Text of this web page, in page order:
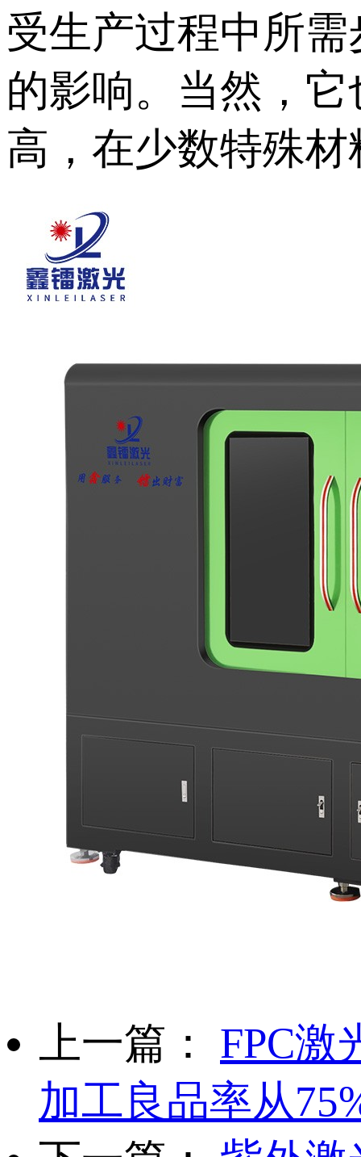
受生产过程中所
的影响。当然，
高，在少数特殊
上一篇：
FPC激
加工良品率从